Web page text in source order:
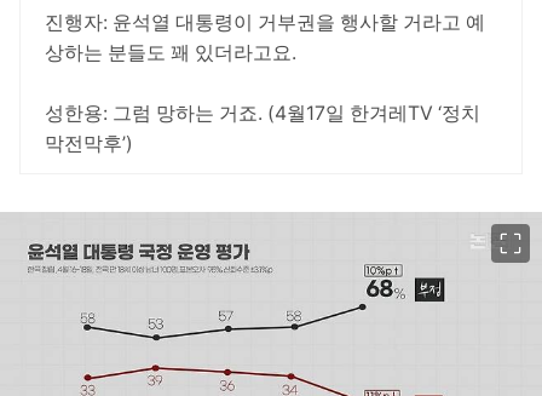
진행자: 윤석열 대통령이 거부권을 행사할 거라고 예
상하는 분들도 꽤 있더라고요.
성한용: 그럼 망하는 거죠. (4월17일 한겨레TV ‘정치
막전막후’)